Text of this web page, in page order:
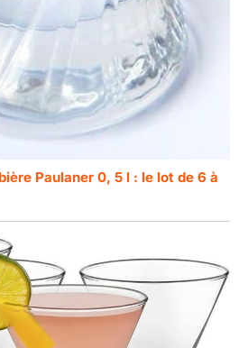
Paulaner 0, 5 l : le lot de 6 à